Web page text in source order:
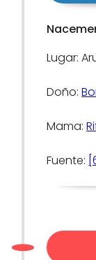
Lugar:
Doño:
Mama:
Fuente: